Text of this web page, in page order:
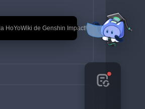
la HoYoWiki de Genshin Impact!
mi nombre!